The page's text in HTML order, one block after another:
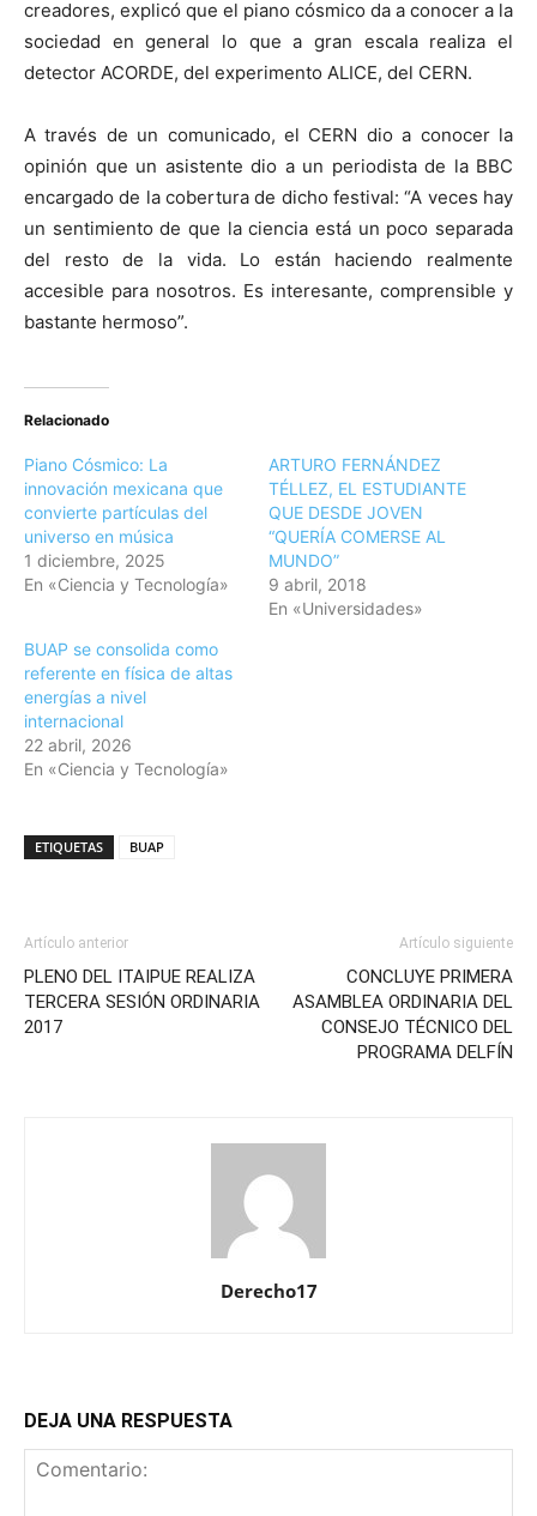
creadores, explicó que el piano cósmico da a conocer a la
sociedad en general lo que a gran escala realiza el
detector ACORDE, del experimento ALICE, del CERN.
A través de un comunicado, el CERN dio a conocer la
opinión que un asistente dio a un periodista de la BBC
encargado de la cobertura de dicho festival: “A veces hay
un sentimiento de que la ciencia está un poco separada
del resto de la vida. Lo están haciendo realmente
accesible para nosotros. Es interesante, comprensible y
bastante hermoso”.
Relacionado
Piano Cósmico: La
innovación mexicana que
convierte partículas del
universo en música
1 diciembre, 2025
En «Ciencia y Tecnología»
ARTURO FERNÁNDEZ
TÉLLEZ, EL ESTUDIANTE
QUE DESDE JOVEN
“QUERÍA COMERSE AL
MUNDO”
9 abril, 2018
En «Universidades»
BUAP se consolida como
referente en física de altas
energías a nivel
internacional
22 abril, 2026
En «Ciencia y Tecnología»
ETIQUETAS BUAP
Artículo anterior
PLENO DEL ITAIPUE REALIZA
TERCERA SESIÓN ORDINARIA
2017
Artículo siguiente
CONCLUYE PRIMERA
ASAMBLEA ORDINARIA DEL
CONSEJO TÉCNICO DEL
PROGRAMA DELFÍN
Derecho17
DEJA UNA RESPUESTA